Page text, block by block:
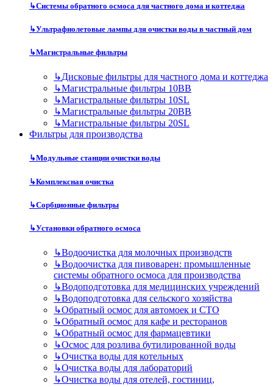
↳Системы обратного осмоса для частного дома и коттеджа
↳Ультрафиолетовые лампы для очистки воды в частный дом
↳Магистральные фильтры
↳Дисковые фильтры для частного дома и коттеджа
↳Магистральные фильтры 10BB
↳Магистральные фильтры 10SL
↳Магистральные фильтры 20BB
↳Магистральные фильтры 20SL
Фильтры для производства
↳Модульные станции очистки воды
↳Комплексная очистка
↳Сорбционные фильтры
↳Установки обратного осмоса
↳Водоочистка для молочных производств
↳Водоочистка для пивоварен: промышленные
системы обратного осмоса для производства
↳Водоподготовка для медицинских учреждений
↳Водоподготовка для сельского хозяйства
↳Обратный осмос для автомоек и СТО
↳Обратный осмос для кафе и ресторанов
↳Обратный осмос для фармацевтики
↳Осмос для розлива бутилированной воды
↳Очистка воды для котельных
↳Очистка воды для лабораторий
↳Очистка воды для отелей, гостиниц,